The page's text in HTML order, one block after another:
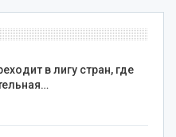
в лигу стран, где